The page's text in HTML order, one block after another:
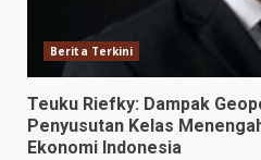
Berita Terkini
Teuku Riefky: Dampak
Penyusutan Kelas
Ekonomi Indonesia